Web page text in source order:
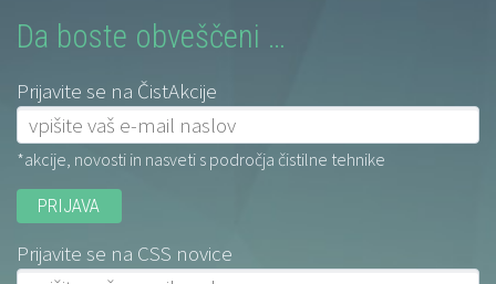
Da boste obveščeni …
Prijavite se na ČistAkcije
*akcije, novosti in nasveti s področja čistilne tehnike
Prijavite se na CSS novice